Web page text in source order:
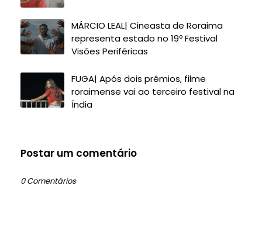
MÁRCIO LEAL| Cineasta de Roraima
representa estado no 19º Festival
Visões Periféricas
FUGA| Após dois prêmios, filme
roraimense vai ao terceiro festival na
Índia
Postar um comentário
0 Comentários